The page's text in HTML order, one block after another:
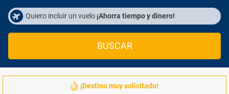
Quiero incluir un vuelo ¡Ahorra tiempo y dinero!
BUSCAR
¡Destino muy solicitado!